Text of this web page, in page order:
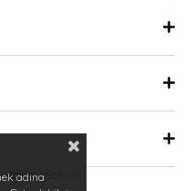
Saklıdır.
adına